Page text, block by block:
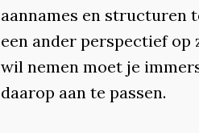
aannames en structuren
een ander perspectief op
wil nemen moet je
daarop aan te passen.